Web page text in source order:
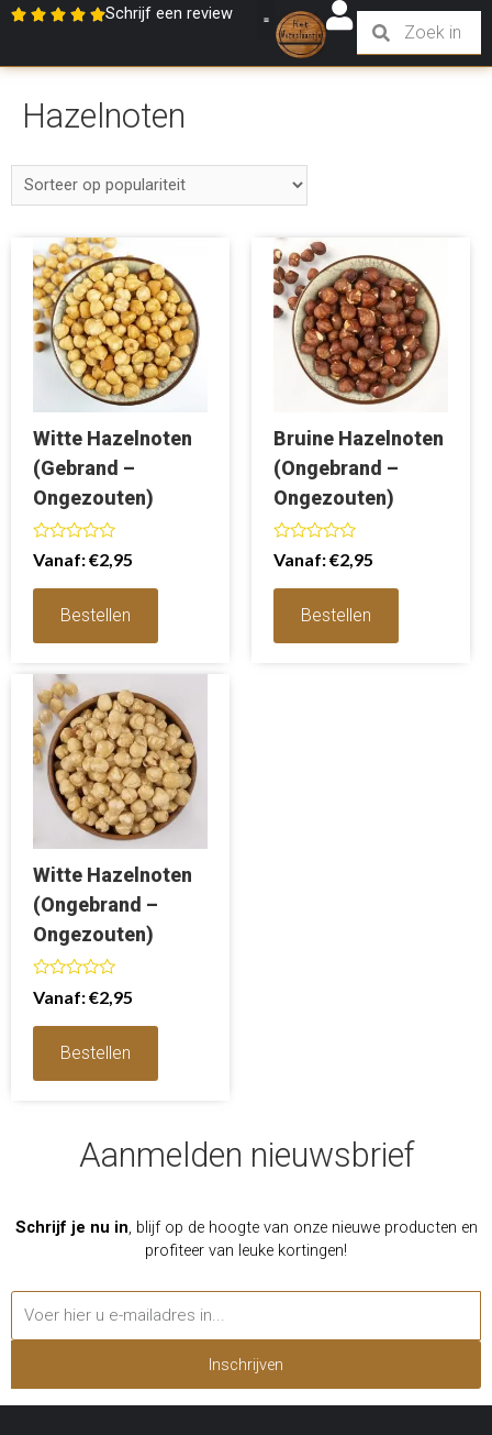
Schrijf een review
Hazelnoten
Witte Hazelnoten
(Gebrand –
Ongezouten)
Waardering
0
Vanaf:€2,95
Bestellen
Bruine Hazelnoten
(Ongebrand –
Ongezouten)
Waardering
0
Vanaf:€2,95
Bestellen
Witte Hazelnoten
(Ongebrand –
Ongezouten)
Waardering
0
Vanaf:€2,95
Bestellen
Aanmelden nieuwsbrief
Schrijf je nu in, blijf op de hoogte van onze nieuwe producten en
profiteer van leuke kortingen!
Inschrijven